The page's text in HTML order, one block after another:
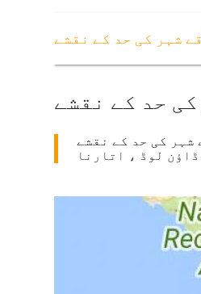
شہر کی حد کے نقشے
کی حد کے نقشے
شہر کی حد کے نقشے